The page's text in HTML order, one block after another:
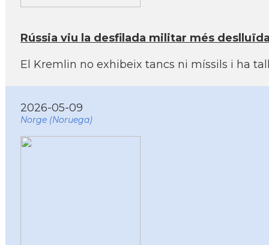
Rússia viu la desfilada militar més
El Kremlin no exhibeix tancs ni míssils i ha
2026-05-09
Norge (Noruega)